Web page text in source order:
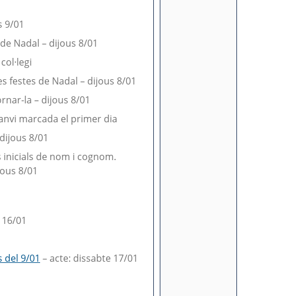
9/01
Nadal – dijous 8/01
festes de Nadal – dijous 8/01
la – dijous 8/01
marcada el primer dia
8/01
inicials de nom i cognom.
8/01
01
del 9/01 – acte: dissabte 17/01